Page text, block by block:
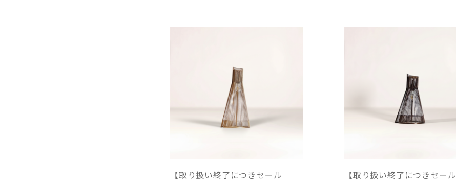
【取り扱い終了につきセール
【取り扱い終了につきセール